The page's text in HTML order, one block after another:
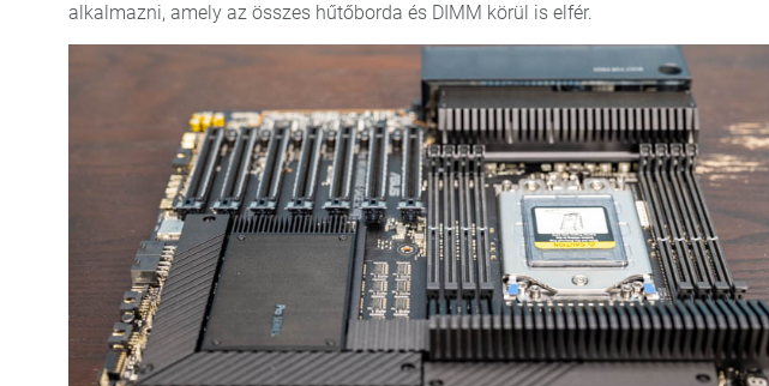
alkalmazni, amely az összes hűtőborda és DIMM körül is elfér.